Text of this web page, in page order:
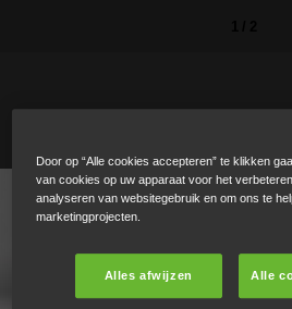
Door op “Alle cookies accepteren” te klikken
van cookies op uw apparaat voor het
analyseren van websitegebruik en om ons te
marketingprojecten.
Alles afwijzen Alle